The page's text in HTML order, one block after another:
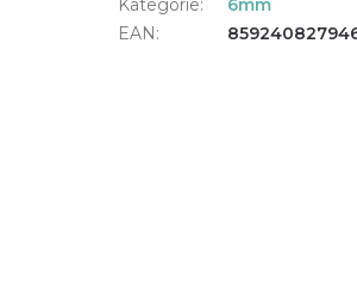
Kategorie:
6mm
EAN: